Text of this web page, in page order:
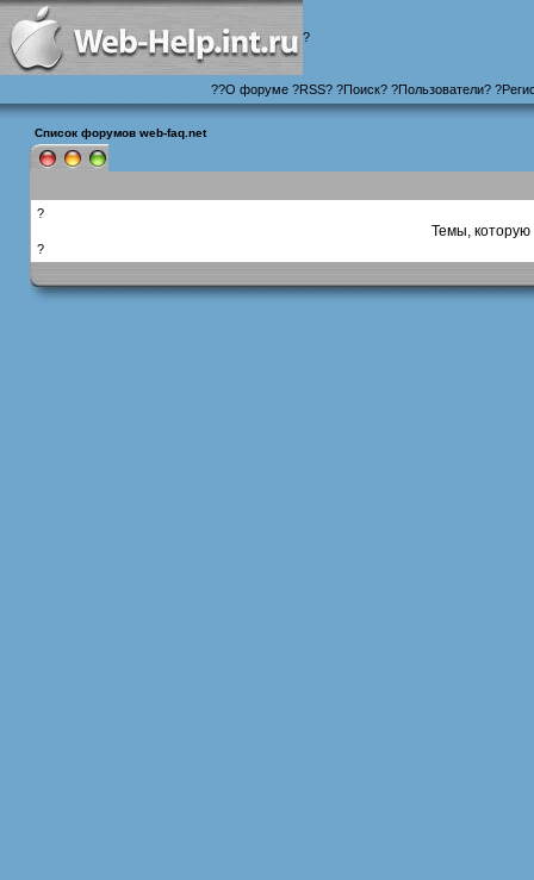
?
??О форуме?RSS? ?Поиск? ?Пользователи? ?
Список форумов web-faq.net
?
Темы, которую
?